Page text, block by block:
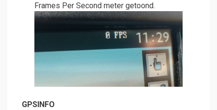
Frames Per Second meter getoond.
GPSINFO